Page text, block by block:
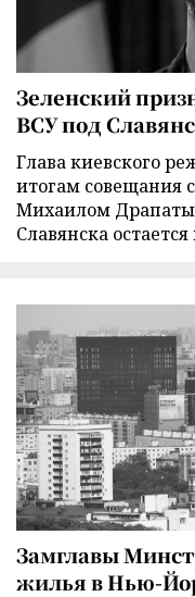
Зеленский
ВСУ под
Глава киевского
итогам совещания
Михаилом
Славянска
Замглавы
жилья в Нью-